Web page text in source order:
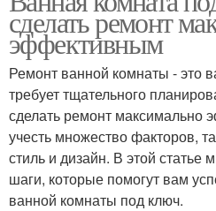
сделать ремонт
эффективным
Ремонт ванной комнаты - это
требует тщательного
сделать ремонт максимально
учесть множество факторов,
стиль и дизайн. В этой
шаги, которые помогут вам
ванной комнаты под ключ.